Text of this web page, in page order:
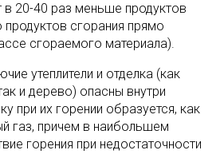
в 20-40 раз меньше продуктов
продуктов сгорания прямо
сгораемого материала).
утеплители и отделка (как
и дерево) опасны внутри
при их горении образуется, как
газ, причем в наибольшем
горения при недостаточности